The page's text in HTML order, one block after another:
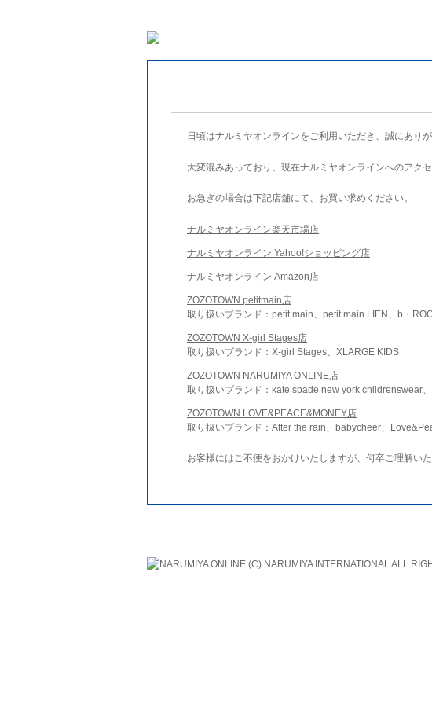
日頃はナルミヤオンラインをご利用いただき、誠にありが
大変混みあっており、現在ナルミヤオンラインへのアク
お急ぎの場合は下記店舗にて、お買い求めください。
ナルミヤオンライン楽天市場店
ナルミヤオンライン Yahoo!ショッピング店
ナルミヤオンライン Amazon店
ZOZOTOWN petitmain店
取り扱いブランド：petit main、petit main LIEN、b・
ZOZOTOWN X-girl Stages店
取り扱いブランド：X-girl Stages、XLARGE KIDS
ZOZOTOWN NARUMIYA ONLINE店
取り扱いブランド：kate spade new york childrenswear
ZOZOTOWN LOVE&PEACE&MONEY店
取り扱いブランド：After the rain、babycheer、
お客様にはご不便をおかけいたしますが、何卒ご理解い